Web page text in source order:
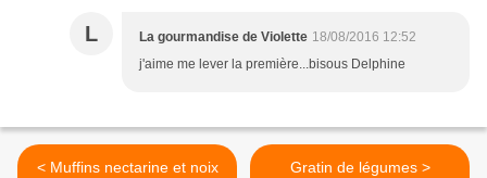
L La gourmandise de Violette 18/08/2016 12:52
j'aime me lever la première...bisous Delphine
< Muffins nectarine et noix
Gratin de légumes >